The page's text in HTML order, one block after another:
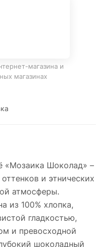
магазина и
магазинах
«Мозаика Шоколад» –
и этнических
атмосферы.
из 100% хлопка,
гладкостью,
и превосходной
шоколадный